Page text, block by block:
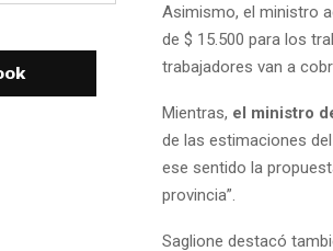
Asimismo, el ministro
de $ 15.500 para los
trabajadores van a
Mientras, el ministro
de las estimaciones
ese sentido la
provincia”.
Saglione destacó